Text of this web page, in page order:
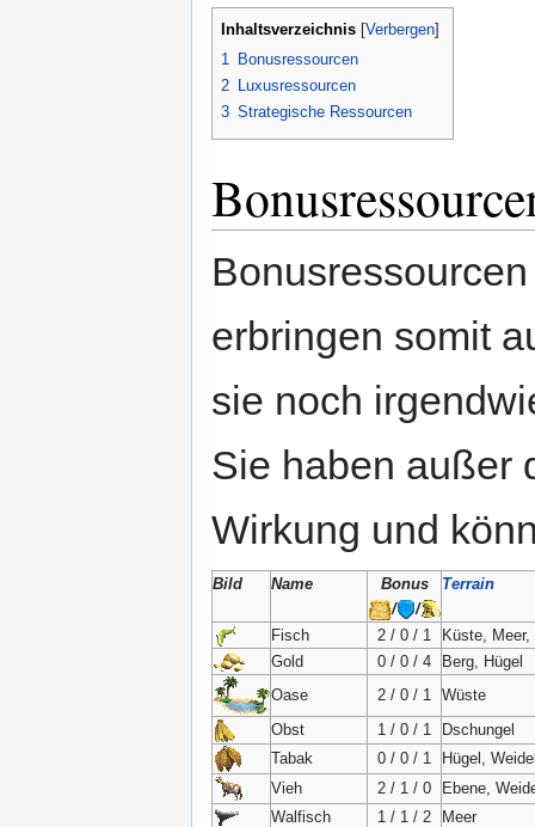
Inhaltsverzeichnis [Verbergen]
1
Bonusressourcen
2
Luxusressourcen
3 Strategische Ressourcen
erbringen somit
sie noch
Sie haben außer
Wirkung und
Bild Name
Bonus
/
/
Terrain
Fisch 2 / 0 / 1
Küste, Meer,
Gold
0 / 0 / 4
Berg, Hügel
Oase
2 / 0 / 1
Wüste
Obst
1 / 0 / 1
Dschungel
Tabak
0 / 0 / 1
Hügel,
Vieh
2 / 1 / 0
Ebene,
Walfisch
1 / 1 / 2
Meer